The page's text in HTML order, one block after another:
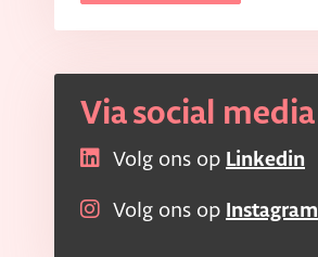
Via social media
Volg ons op Linkedin
Volg ons op Instagram